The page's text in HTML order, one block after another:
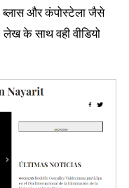
और कंपोस्टेला जैसे
लेख के साथ वही वीडियो